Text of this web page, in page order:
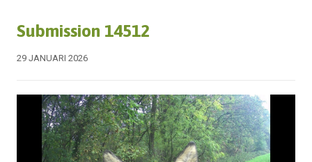
Submission 14512
29 JANUARI 2026